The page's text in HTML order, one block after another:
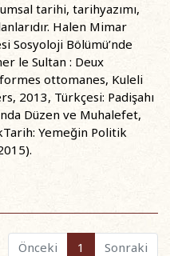
tarihi, tarihyazımı,
Halen Mimar
Sosyoloji Bölümü’nde
le Sultan : Deux
ottomanes, Kuleli
2013, Türkçesi: Padişahı
Düzen ve Muhalefet,
Yemeğin Politik
Önceki 1 Sonraki